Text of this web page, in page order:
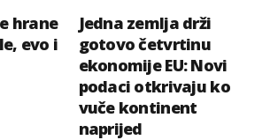
hrane
evo i
Jedna zemlja drži
gotovo četvrtinu
ekonomije EU: Novi
podaci otkrivaju ko
vuče kontinent
naprijed